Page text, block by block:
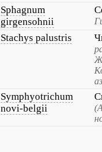
Sphagnum
girgensohnii
Stachys palustris
Symphyotrichum
novi-belgii